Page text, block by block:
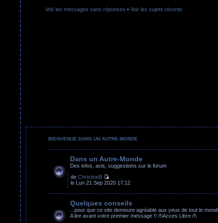
Voir les messages sans réponses • Voir les sujets récents
BIENVENUE DANS UN AUTRE-MONDE
Dans un Autre-Monde
Des infos, avis, suggestions sur le forum
de ChristineB
le Lun 21 Sep 2020 17:12
Quelques conseils
...pour que ce site demeure agréable aux yeux de tout le
A lire avant votre premier message !! /!\Acces Libre /!\